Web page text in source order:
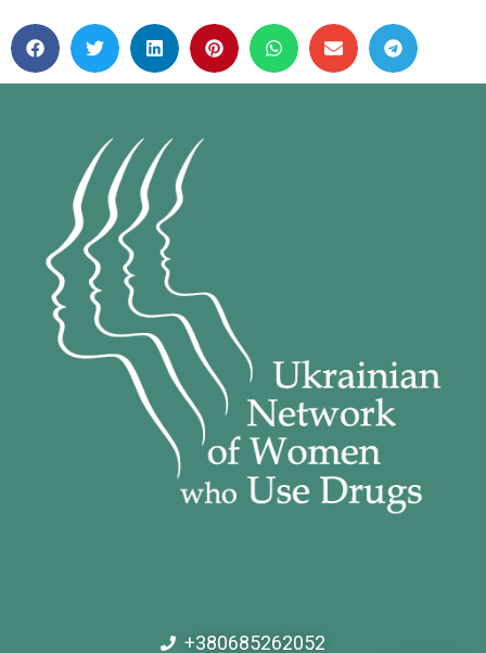
+380685262052